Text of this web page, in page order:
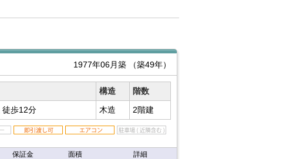
1977年06月築 （築49年）
構造
階数
徒歩12分 木造 2階建
保証金 面積
詳細